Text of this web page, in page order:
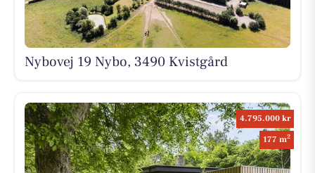
Nybovej 19 Nybo, 3490 Kvistgård
4.795.000 kr
177 m2